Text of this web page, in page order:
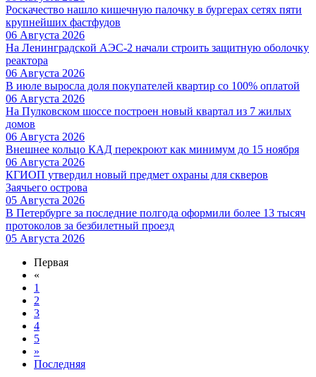
Роскачество нашло кишечную палочку в бургерах сетях пяти
крупнейших фастфудов
06 Августа 2026
На Ленинградской АЭС-2 начали строить защитную оболочку
реактора
06 Августа 2026
В июле выросла доля покупателей квартир со 100% оплатой
06 Августа 2026
На Пулковском шоссе построен новый квартал из 7 жилых
домов
06 Августа 2026
Внешнее кольцо КАД перекроют как минимум до 15 ноября
06 Августа 2026
КГИОП утвердил новый предмет охраны для скверов
Заячьего острова
05 Августа 2026
В Петербурге за последние полгода оформили более 13 тысяч
протоколов за безбилетный проезд
05 Августа 2026
Первая
«
1
2
3
4
5
»
Последняя